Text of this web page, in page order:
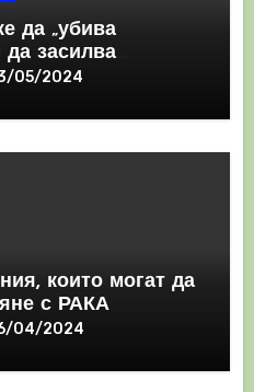
да „убива
да засилва
05/2024
които могат да
с РАКА
04/2024